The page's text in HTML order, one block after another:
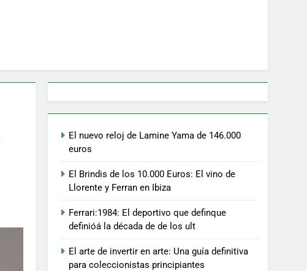
El nuevo reloj de Lamine Yama de 146.000
euros
El Brindis de los 10.000 Euros: El vino de
Llorente y Ferran en Ibiza
Ferrari:1984: El deportivo que definque
definióá la década de de los ult
El arte de invertir en arte: Una guía definitiva
para coleccionistas principiantes